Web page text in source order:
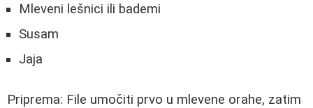
Mleveni lešnici ili bademi
Susam
Jaja
Priprema: File umočiti prvo u mlevene orahe, zatim